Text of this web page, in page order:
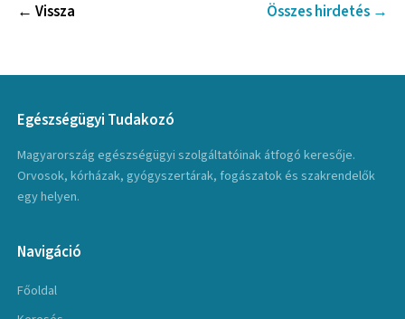
← Vissza Összes hirdetés →
Egészségügyi Tudakozó
Magyarország egészségügyi szolgáltatóinak átfogó keresője.
Orvosok, kórházak, gyógyszertárak, fogászatok és szakrendelők
egy helyen.
Navigáció
Főoldal